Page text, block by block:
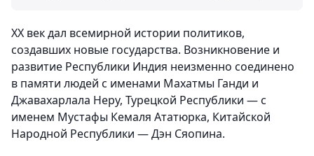
ХХ век дал всемирной истории политиков,
создавших новые государства. Возникновение и
развитие Республики Индия неизменно соединено
в памяти людей с именами Махатмы Ганди и
Джавахарлала Неру, Турецкой Республики — с
именем Мустафы Кемаля Ататюрка, Китайской
Народной Республики — Дэн Сяопина.